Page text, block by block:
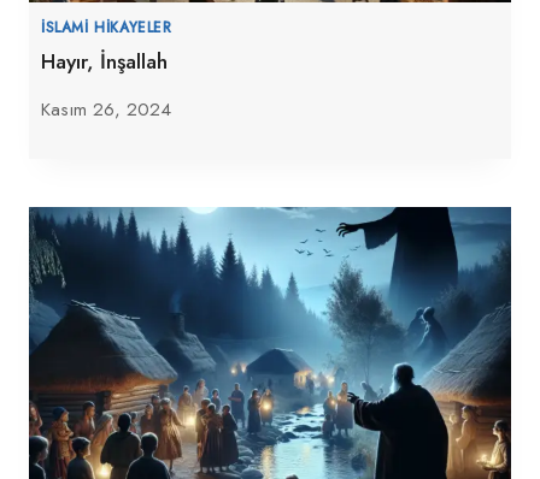
İSLAMI HIKAYELER
Hayır, İnşallah
Kasım 26, 2024